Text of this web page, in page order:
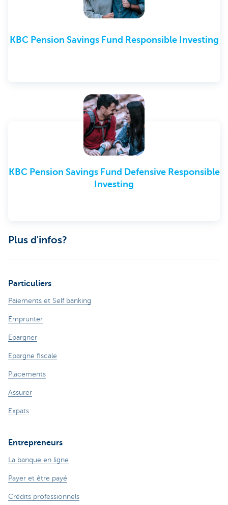
KBC Pension Savings Fund Responsible Investing
KBC Pension Savings Fund Defensive Responsible
Investing
Plus d'infos?
Particuliers
Paiements et Self banking
Emprunter
Epargner
Epargne fiscale
Placements
Assurer
Expats
Entrepreneurs
La banque en ligne
Payer et être payé
Crédits professionnels